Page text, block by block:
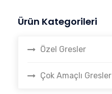
Ürün Kategorileri
Özel Gresler
Çok Amaçlı Gresler